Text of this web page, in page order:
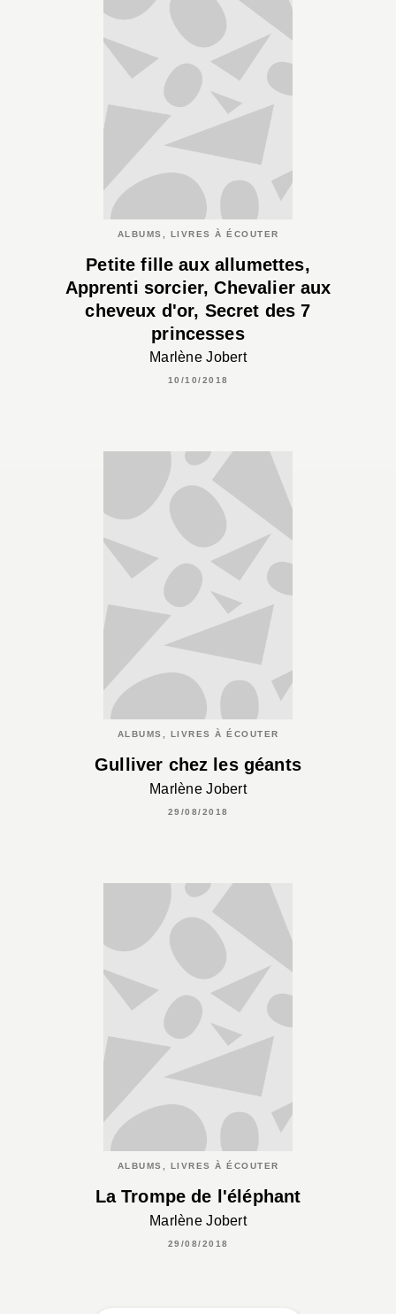
ALBUMS, LIVRES À ÉCOUTER
Petite fille aux allumettes,
Apprenti sorcier, Chevalier aux
cheveux d'or, Secret des 7
princesses
Marlène Jobert
10/10/2018
ALBUMS, LIVRES À ÉCOUTER
Gulliver chez les géants
Marlène Jobert
29/08/2018
ALBUMS, LIVRES À ÉCOUTER
La Trompe de l'éléphant
Marlène Jobert
29/08/2018